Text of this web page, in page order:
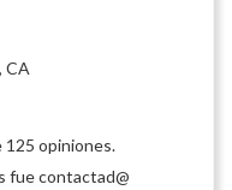
CA
125 opiniones.
fue contactad@